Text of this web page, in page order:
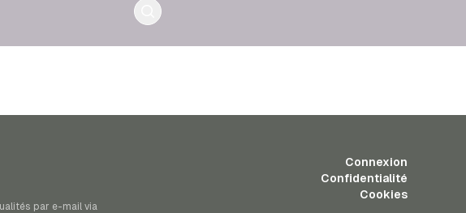
par e-mail via
Connexion
Confidentialité
Cookies